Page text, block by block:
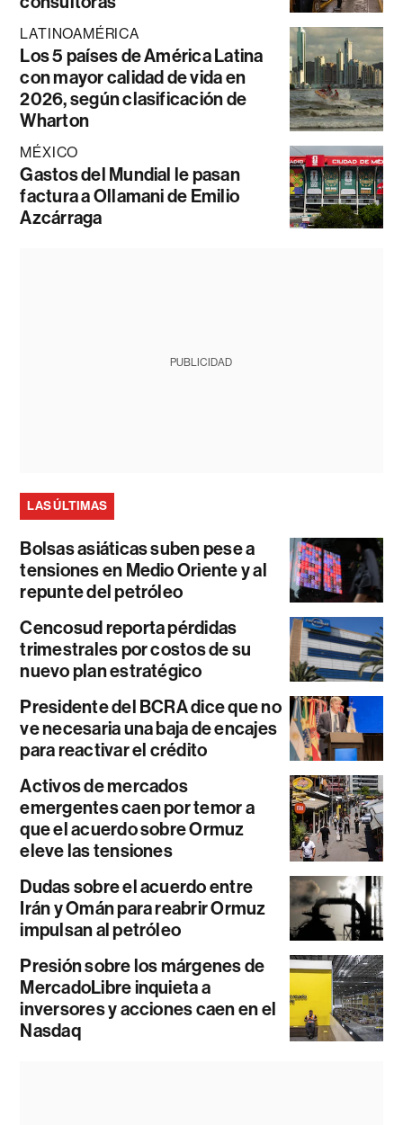
LATINOAMÉRICA
Los 5 países de América Latina
con mayor calidad de vida en
2026, según clasificación de
Wharton
MÉXICO
Gastos del Mundial le pasan
factura a Ollamani de Emilio
Azcárraga
PUBLICIDAD
LAS ÚLTIMAS
Bolsas asiáticas suben pese a
tensiones en Medio Oriente y al
repunte del petróleo
Cencosud reporta pérdidas
trimestrales por costos de su
nuevo plan estratégico
Presidente del BCRA dice que no
ve necesaria una baja de encajes
para reactivar el crédito
Activos de mercados
emergentes caen por temor a
que el acuerdo sobre Ormuz
eleve las tensiones
Dudas sobre el acuerdo entre
Irán y Omán para reabrir Ormuz
impulsan al petróleo
Presión sobre los márgenes de
MercadoLibre inquieta a
inversores y acciones caen en el
Nasdaq